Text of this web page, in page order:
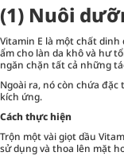
(1) Nuôi
Vitamin E là một chất
ẩm cho làn da khô và hư
ngăn chặn tất cả những
Ngoài ra, nó còn chứa
kích ứng.
Cách thực hiện
Trộn một vài giọt dầu
sử dụng và thoa lên mặt